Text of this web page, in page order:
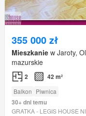
355 000 zł
Mieszkanie w Jaroty,
mazurskie
2 42 m²
Balkon Piwnica
30+ dni temu
GRATKA - LEGIS HOUSE